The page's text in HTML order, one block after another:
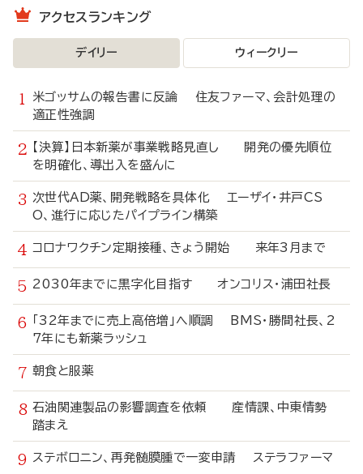
アクセスランキング
デイリー ウィークリー
米ゴッサムの報告書に反論 住友ファーマ、会計処理の
適正性強調
【決算】日本新薬が事業戦略見直し 開発の優先順位
を明確化、導出入を盛んに
次世代AD薬、開発戦略を具体化 エーザイ・井戸CS
O、進行に応じたパイプライン構築
コロナワクチン定期接種、きょう開始 来年3月まで
2030年までに黒字化目指す オンコリス・浦田社長
「32年までに売上高倍増」へ順調 BMS・勝間社長、2
7年にも新薬ラッシュ
朝食と服薬
石油関連製品の影響調査を依頼 産情課、中東情勢
踏まえ
ステボロニン、再発髄膜腫で一変申請 ステラファーマ